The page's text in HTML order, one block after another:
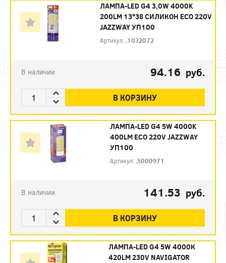
ЛАМПА-LED G4 3,0W 4000K
200LM 13*38 СИЛИКОН ECO 220V
JAZZWAY УП100
Артикул: .1032072
В наличии 94.16 руб.
В КОРЗИНУ
ЛАМПА-LED G4 5W 4000K
400LM ECO 220V JAZZWAY
УП100
Артикул: .5000971
В наличии 141.53 руб.
В КОРЗИНУ
ЛАМПА-LED G4 5W 4000К
420LM 230V NAVIGATOR